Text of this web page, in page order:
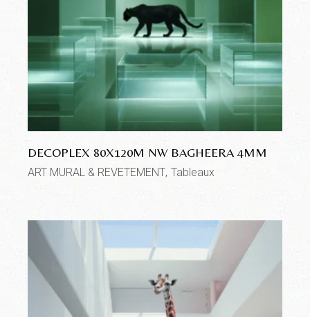
DECOPLEX 80X120M NW BAGHEERA 4MM
ART MURAL & REVETEMENT Tableaux